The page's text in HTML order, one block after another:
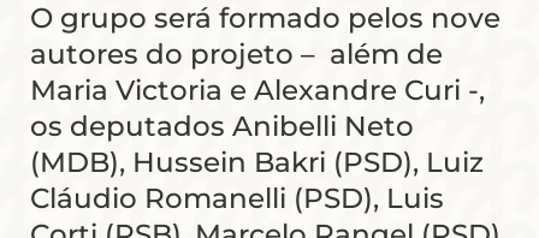
O grupo será formado pelos nove
autores do projeto – além de
Maria Victoria e Alexandre Curi -,
os deputados Anibelli Neto
(MDB), Hussein Bakri (PSD), Luiz
Cláudio Romanelli (PSD), Luis